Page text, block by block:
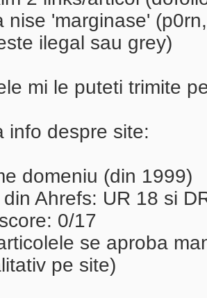
nise 'marginase'
ilegal sau grey)
mi le puteti trimite
info despre site:
domeniu (din 1999)
din Ahrefs: UR 18 si
0/17
se aproba
pe site)